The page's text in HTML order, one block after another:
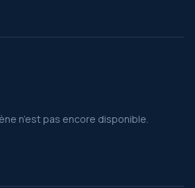
n’est pas encore disponible.